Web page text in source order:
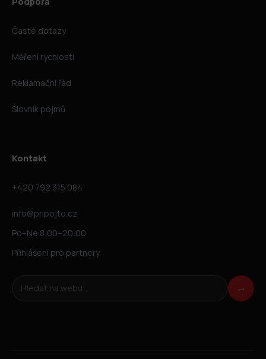
Časté dotazy
Měření rychlosti
Reklamační řád
Slovník pojmů
Kontakt
+420 792 315 084
info@pripojto.cz
Po–Ne 8:00–20:00
Přihlášení pro partnery
Hledat na webu →